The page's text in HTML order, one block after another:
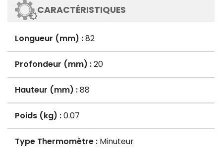
CARACTÉRISTIQUES
Longueur (mm) :82
Profondeur (mm) :20
Hauteur (mm) :88
Poids (kg) :0.07
Type Thermomètre : Minuteur